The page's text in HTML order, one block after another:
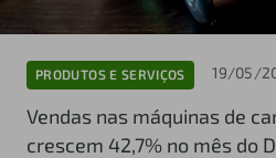
PRODUTOS E SERVIÇOS 19/05/
Vendas nas máquinas de
crescem 42,7% no mês do